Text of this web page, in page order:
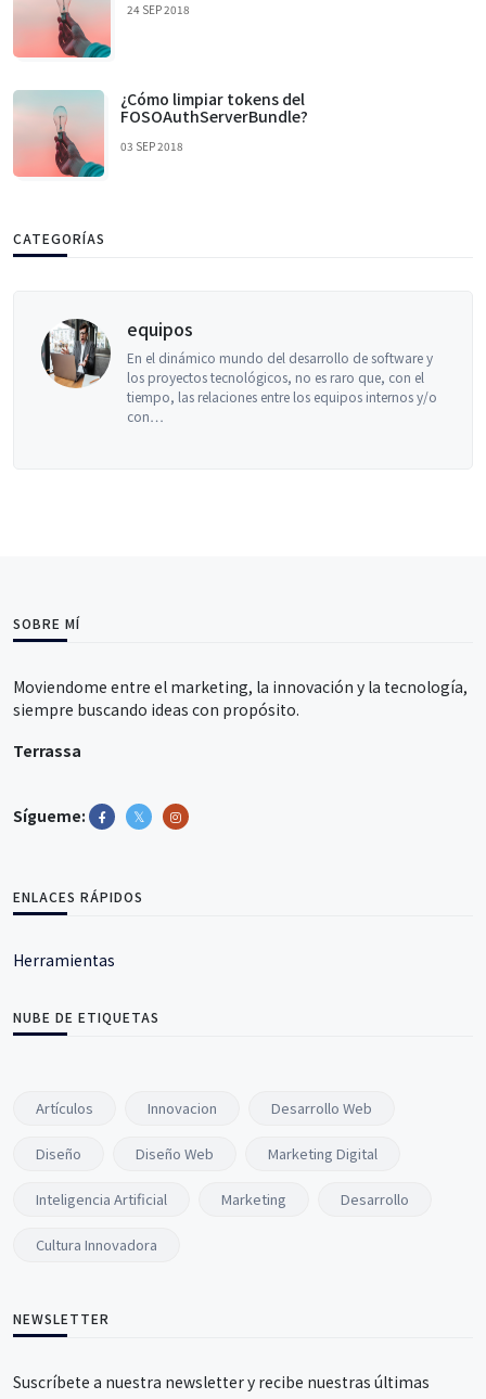
24 SEP 2018
¿Cómo limpiar tokens del
FOSOAuthServerBundle?
03 SEP 2018
CATEGORÍAS
equipos
En el dinámico mundo del desarrollo de software y
los proyectos tecnológicos, no es raro que, con el
tiempo, las relaciones entre los equipos internos y/o
con…
SOBRE MÍ
Moviendome entre el marketing, la innovación y la tecnología,
siempre buscando ideas con propósito.
Terrassa
Sígueme:
ENLACES RÁPIDOS
Herramientas
NUBE DE ETIQUETAS
Artículos Innovacion Desarrollo Web
Diseño Diseño Web Marketing Digital
Inteligencia Artificial Marketing Desarrollo
Cultura Innovadora
NEWSLETTER
Suscríbete a nuestra newsletter y recibe nuestras últimas